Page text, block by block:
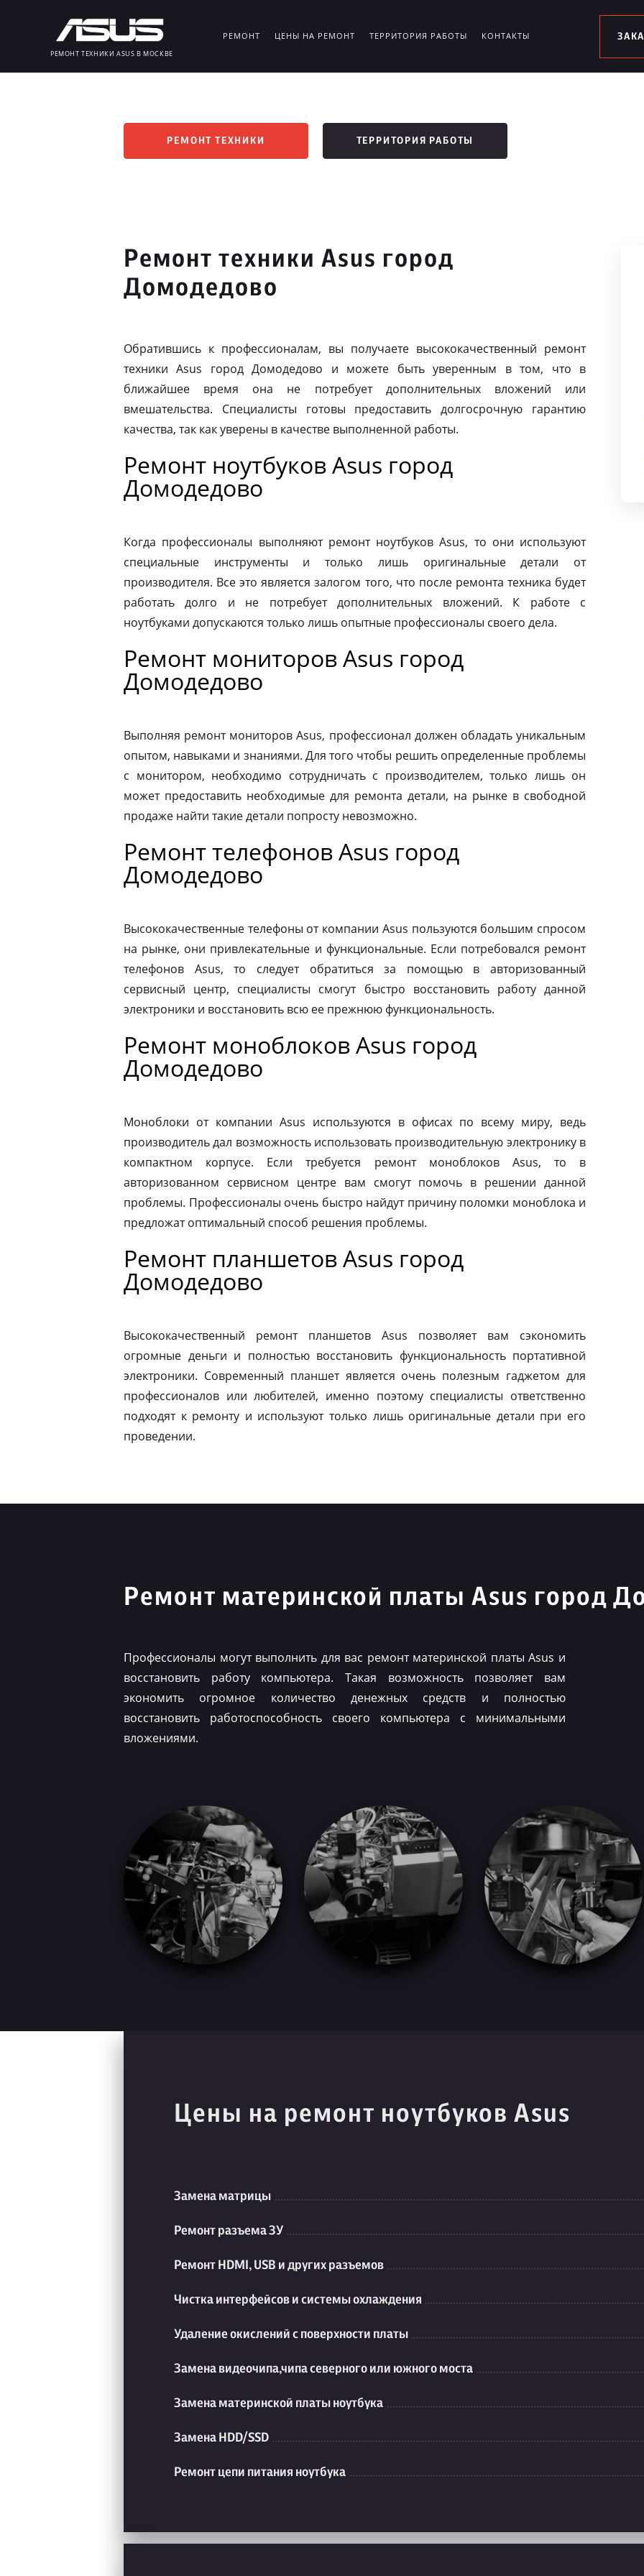
РЕМОНТ ТЕХНИКИ ASUS В МОСКВЕ
РЕМОНТ ЦЕНЫ НА РЕМОНТ ТЕРРИТОРИЯ РАБОТЫ КОНТАКТЫ
РЕМОНТ ТЕХНИКИ ТЕРРИТОРИЯ РАБОТЫ
Ремонт техники Asus город
Домодедово
Обратившись к профессионалам, вы получаете высококачественный ремонт
техники Asus город Домодедово и можете быть уверенным в том, что в
ближайшее время она не потребует дополнительных вложений или
вмешательства. Специалисты готовы предоставить долгосрочную гарантию
качества, так как уверены в качестве выполненной работы.
Ремонт ноутбуков Asus город
Домодедово
Когда профессионалы выполняют ремонт ноутбуков Asus, то они используют
специальные инструменты и только лишь оригинальные детали от
производителя. Все это является залогом того, что после ремонта техника будет
работать долго и не потребует дополнительных вложений. К работе с
ноутбуками допускаются только лишь опытные профессионалы своего дела.
Ремонт мониторов Asus город
Домодедово
Выполняя ремонт мониторов Asus, профессионал должен обладать уникальным
опытом, навыками и знаниями. Для того чтобы решить определенные проблемы
с монитором, необходимо сотрудничать с производителем, только лишь он
может предоставить необходимые для ремонта детали, на рынке в свободной
продаже найти такие детали попросту невозможно.
Ремонт телефонов Asus город
Домодедово
Высококачественные телефоны от компании Asus пользуются большим спросом
на рынке, они привлекательные и функциональные. Если потребовался ремонт
телефонов Asus, то следует обратиться за помощью в авторизованный
сервисный центр, специалисты смогут быстро восстановить работу данной
электроники и восстановить всю ее прежнюю функциональность.
Ремонт моноблоков Asus город
Домодедово
Моноблоки от компании Asus используются в офисах по всему миру, ведь
производитель дал возможность использовать производительную электронику в
компактном корпусе. Если требуется ремонт моноблоков Asus, то в
авторизованном сервисном центре вам смогут помочь в решении данной
проблемы. Профессионалы очень быстро найдут причину поломки моноблока и
предложат оптимальный способ решения проблемы.
Ремонт планшетов Asus город
Домодедово
Высококачественный ремонт планшетов Asus позволяет вам сэкономить
огромные деньги и полностью восстановить функциональность портативной
электроники. Современный планшет является очень полезным гаджетом для
профессионалов или любителей, именно поэтому специалисты ответственно
подходят к ремонту и используют только лишь оригинальные детали при его
проведении.
Ремонт материнской платы Asus город
Профессионалы могут выполнить для вас ремонт материнской платы Asus и
восстановить работу компьютера. Такая возможность позволяет вам
экономить огромное количество денежных средств и полностью
восстановить работоспособность своего компьютера с минимальными
вложениями.
Цены на ремонт ноутбуков Asus
Замена матрицы
Ремонт разъема ЗУ
Ремонт HDMI, USB и других разъемов
Чистка интерфейсов и системы охлаждения
Удаление окислений с поверхности платы
Замена видеочипа,чипа северного или южного моста
Замена материнской платы ноутбука
Замена HDD/SSD
Ремонт цепи питания ноутбука